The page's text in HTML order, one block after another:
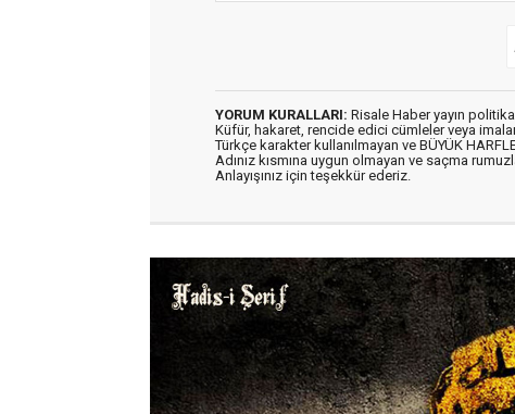
YORUM KURALLARI: Risale Haber yayın
Küfür, hakaret, rencide edici cümleler veya
Türkçe karakter kullanılmayan ve BÜYÜK
Adınız kısmına uygun olmayan ve saçma
Anlayışınız için teşekkür ederiz.